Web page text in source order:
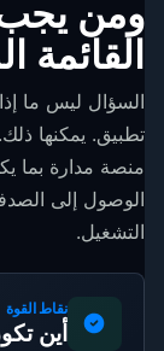
ومن
القائمة
السؤال ليس ما
تطبيق. يمكنها
منصة مدارة بما
الوصول إلى
التشغيل.
نقاط القوة
أين